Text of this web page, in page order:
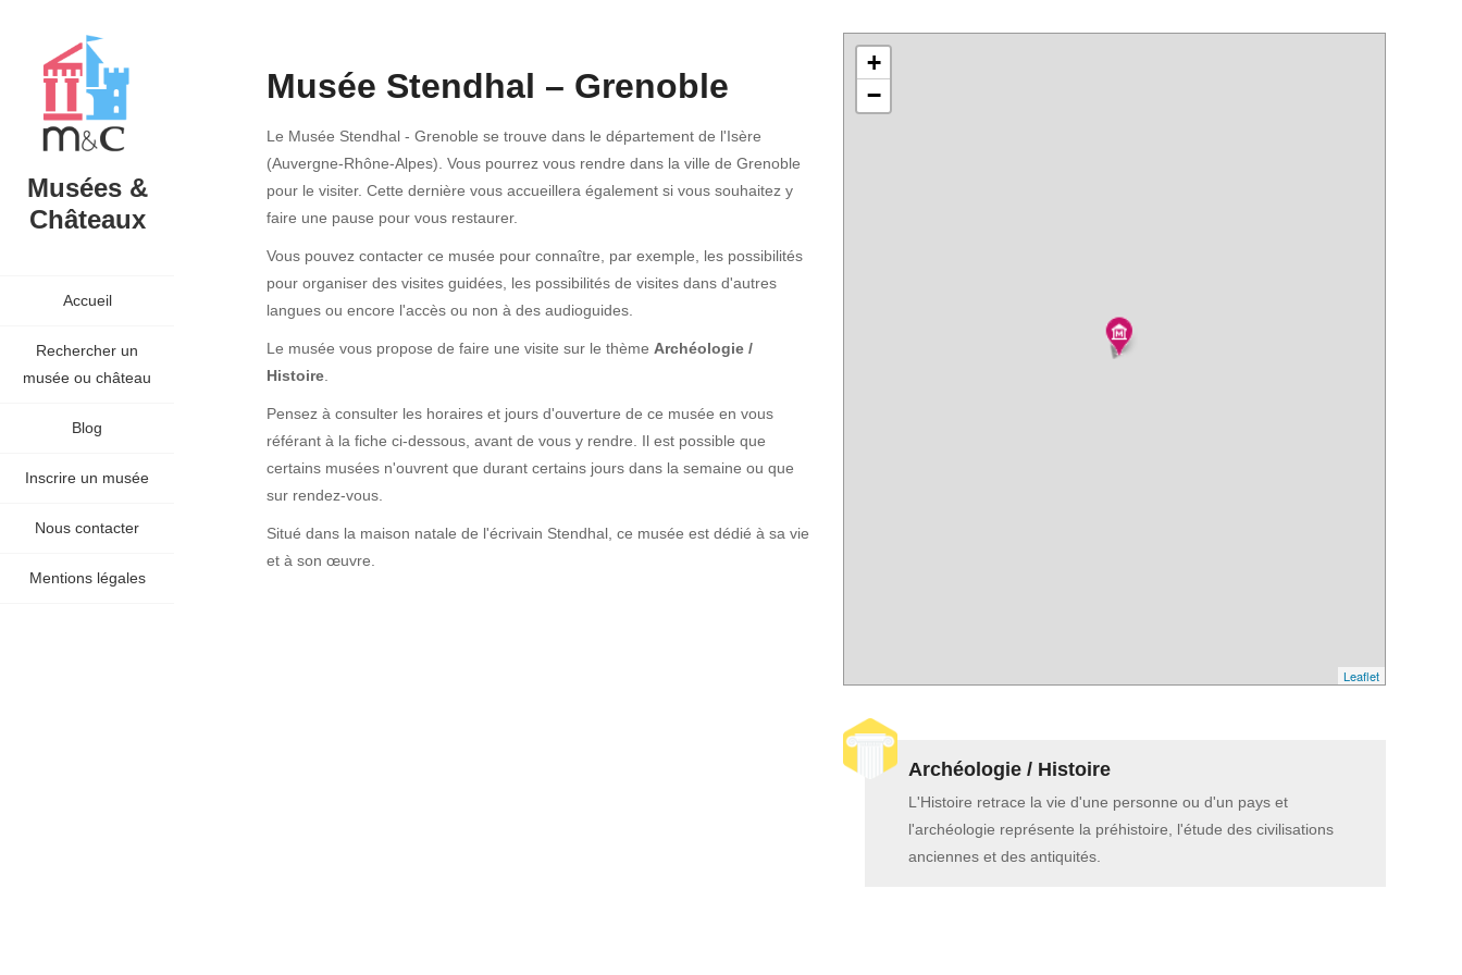
Musées &
Châteaux
Accueil
Rechercher un
musée ou château
Blog
Inscrire un musée
Nous contacter
Mentions légales
Musée Stendhal – Grenoble
Le Musée Stendhal - Grenoble se trouve dans le département de l'Isère
(Auvergne-Rhône-Alpes). Vous pourrez vous rendre dans la ville de Grenoble
pour le visiter. Cette dernière vous accueillera également si vous souhaitez y
faire une pause pour vous restaurer.
Vous pouvez contacter ce musée pour connaître, par exemple, les possibilités
pour organiser des visites guidées, les possibilités de visites dans d'autres
langues ou encore l'accès ou non à des audioguides.
Le musée vous propose de faire une visite sur le thème Archéologie /
Histoire
Pensez à consulter les horaires et jours d'ouverture de ce musée en vous
référant à la fiche ci-dessous, avant de vous y rendre. Il est possible que
certains musées n'ouvrent que durant certains jours dans la semaine ou que
sur rendez-vous.
Situé dans la maison natale de l'écrivain Stendhal, ce musée est dédié à sa vie
et à son œuvre.
+
−
Leaflet
Archéologie / Histoire
L'Histoire retrace la vie d'une personne ou d'un pays et
l'archéologie représente la préhistoire, l'étude des civilisations
anciennes et des antiquités.